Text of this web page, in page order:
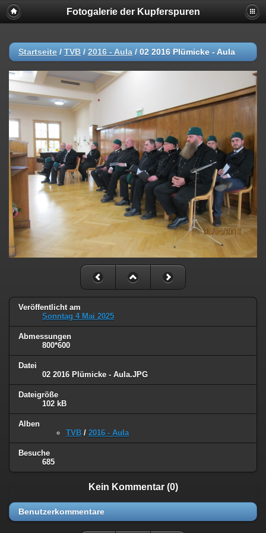
Fotogalerie der Kupferspuren
Startseite / TVB / 2016 - Aula / 02 2016 Plümicke - Aula
Veröffentlicht am
Sonntag 4 Mai 2025
Abmessungen
800*600
Datei
02 2016 Plümicke - Aula.JPG
Dateigröße
102 kB
Alben
TVB / 2016 - Aula
Besuche
685
Kein Kommentar (0)
Benutzerkommentare